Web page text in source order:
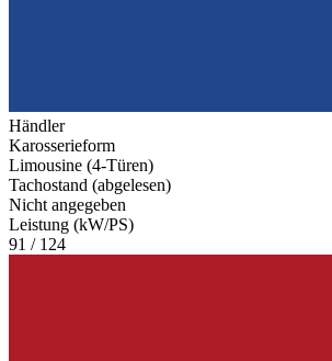
Händler
Karosserieform
Limousine (4-Türen)
Tachostand (abgelesen)
Nicht angegeben
Leistung (kW/PS)
91 / 124